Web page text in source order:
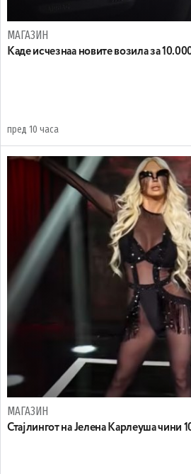
МАГАЗИН
Каде исчезнаа новите возила за
пред 10 часа
МАГАЗИН
Стајлингот на Јелена Карлеуша чини